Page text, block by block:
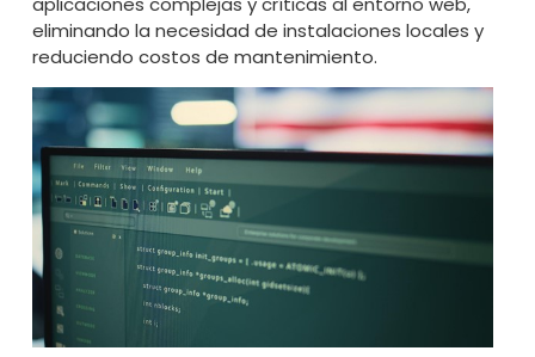
eliminando la necesidad de instalaciones locales y
reduciendo costos de mantenimiento.